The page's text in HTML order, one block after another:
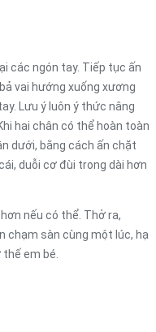
các ngón tay. Tiếp tục ấn
vai hướng xuống xương
Lưu ý luôn ý thức nâng
hai chân có thể hoàn toàn
dưới, bằng cách ấn chặt
duỗi cơ đùi trong dài hơn
nếu có thể. Thở ra,
chạm sàn cùng một lúc, hạ
em bé.